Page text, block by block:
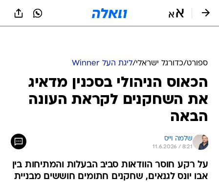
ספורט/כדורגל ישראלי/ליגת העל Winner
הכאוס הניהולי בסכנין מדאיג
את השחקנים לקראת העונה
הבאה
שלמה וייס
11.6.2026 / 8:21
על רקע חוסר הוודאות סביב הבעלות והמתיחות בין
אבו יונס לגנאים, שחקנים חתומים חוששים מבניית